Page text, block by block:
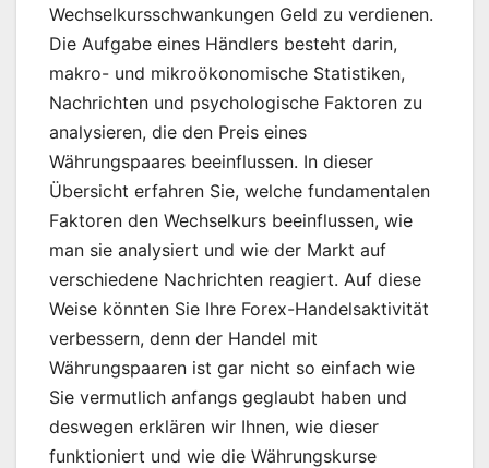
Wechselkursschwankungen Geld zu verdienen.
Die Aufgabe eines Händlers besteht darin,
makro- und mikroökonomische Statistiken,
Nachrichten und psychologische Faktoren zu
analysieren, die den Preis eines
Währungspaares beeinflussen. In dieser
Übersicht erfahren Sie, welche fundamentalen
Faktoren den Wechselkurs beeinflussen, wie
man sie analysiert und wie der Markt auf
verschiedene Nachrichten reagiert. Auf diese
Weise könnten Sie Ihre Forex-Handelsaktivität
verbessern, denn der Handel mit
Währungspaaren ist gar nicht so einfach wie
Sie vermutlich anfangs geglaubt haben und
deswegen erklären wir Ihnen, wie dieser
funktioniert und wie die Währungskurse